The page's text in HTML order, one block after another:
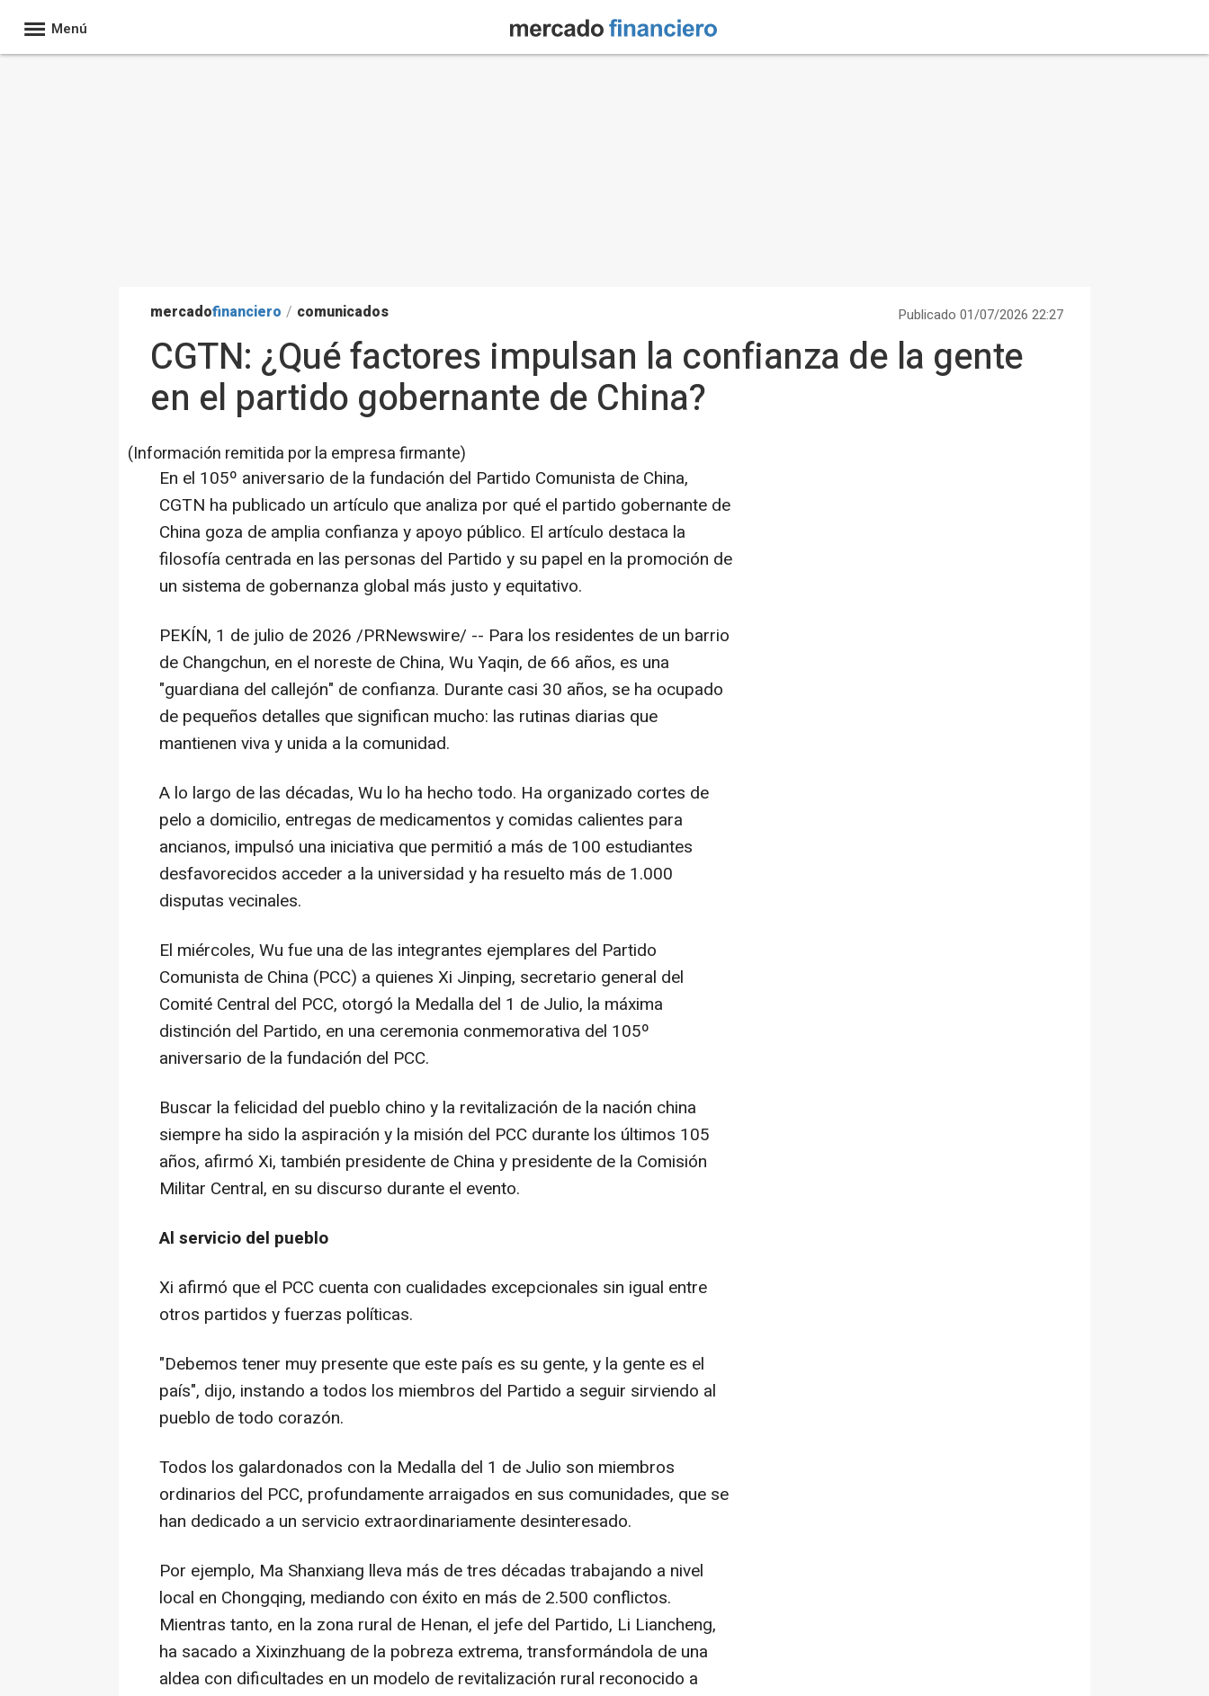
Menú
mercadofinanciero / comunicados Publicado 01/07/2026 22:27
CGTN: ¿Qué factores impulsan la confianza de la gente
en el partido gobernante de China?
(Información remitida por la empresa firmante)
En el 105º aniversario de la fundación del Partido Comunista de China,
CGTN ha publicado un artículo que analiza por qué el partido gobernante de
China goza de amplia confianza y apoyo público. El artículo destaca la
filosofía centrada en las personas del Partido y su papel en la promoción de
un sistema de gobernanza global más justo y equitativo.
PEKÍN, 1 de julio de 2026 /PRNewswire/ -- Para los residentes de un barrio
de Changchun, en el noreste de China, Wu Yaqin, de 66 años, es una
"guardiana del callejón" de confianza. Durante casi 30 años, se ha ocupado
de pequeños detalles que significan mucho: las rutinas diarias que
mantienen viva y unida a la comunidad.
A lo largo de las décadas, Wu lo ha hecho todo. Ha organizado cortes de
pelo a domicilio, entregas de medicamentos y comidas calientes para
ancianos, impulsó una iniciativa que permitió a más de 100 estudiantes
desfavorecidos acceder a la universidad y ha resuelto más de 1.000
disputas vecinales.
El miércoles, Wu fue una de las integrantes ejemplares del Partido
Comunista de China (PCC) a quienes Xi Jinping, secretario general del
Comité Central del PCC, otorgó la Medalla del 1 de Julio, la máxima
distinción del Partido, en una ceremonia conmemorativa del 105º
aniversario de la fundación del PCC.
Buscar la felicidad del pueblo chino y la revitalización de la nación china
siempre ha sido la aspiración y la misión del PCC durante los últimos 105
años, afirmó Xi, también presidente de China y presidente de la Comisión
Militar Central, en su discurso durante el evento.
Al servicio del pueblo
Xi afirmó que el PCC cuenta con cualidades excepcionales sin igual entre
otros partidos y fuerzas políticas.
"Debemos tener muy presente que este país es su gente, y la gente es el
país", dijo, instando a todos los miembros del Partido a seguir sirviendo al
pueblo de todo corazón.
Todos los galardonados con la Medalla del 1 de Julio son miembros
ordinarios del PCC, profundamente arraigados en sus comunidades, que se
han dedicado a un servicio extraordinariamente desinteresado.
Por ejemplo, Ma Shanxiang lleva más de tres décadas trabajando a nivel
local en Chongqing, mediando con éxito en más de 2.500 conflictos.
Mientras tanto, en la zona rural de Henan, el jefe del Partido, Li Liancheng,
ha sacado a Xixinzhuang de la pobreza extrema, transformándola de una
aldea con dificultades en un modelo de revitalización rural reconocido a